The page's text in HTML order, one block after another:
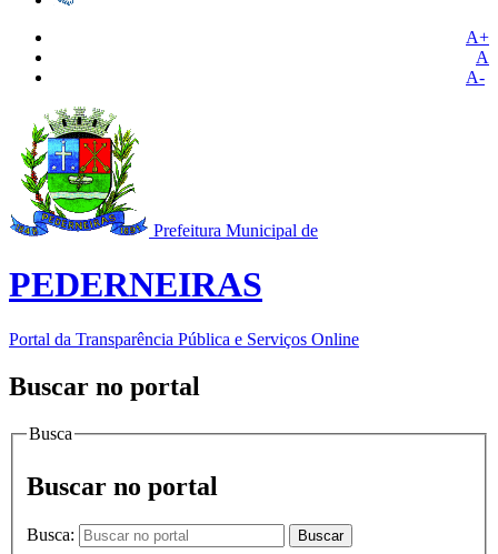
A+
A
A-
Prefeitura Municipal de
PEDERNEIRAS
Portal da Transparência Pública e Serviços Online
Buscar no portal
Busca
Buscar no portal
Busca: Buscar